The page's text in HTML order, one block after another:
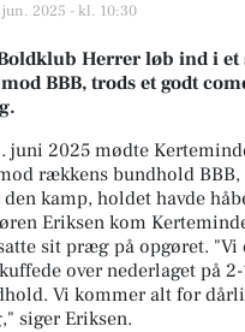
2025 - kl. 10:30
Herrer løb ind i et
BBB, trods et godt
juni 2025 mødte
rækkens bundhold BBB,
kamp, holdet havde
Eriksen kom
sit præg på opgøret. "Vi
over nederlaget på
Vi kommer alt for
siger Eriksen.